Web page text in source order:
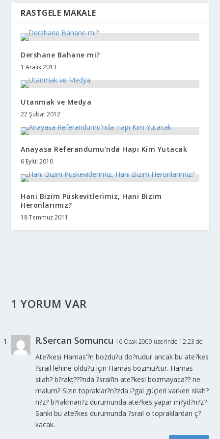
RASTGELE MAKALE
Dershane Bahane mi?
1 Aralık 2013
Utanmak ve Medya
22 Şubat 2012
Anayasa Referandumu'nda Hapı Kim Yutacak
6 Eylül 2010
Hani Bizim Püskevitlerimiz, Hani Bizim
Heronlarımız?
18 Temmuz 2011
1 YORUM VAR
R.Sercan Somuncu 16 Ocak 2009 üzerinde 12:23 de
Ate?kesi Hamas’?n bozdu?u do?rudur ancak bu ate?kes
?srail lehine oldu?u için Hamas bozmu?tur. Hamas
silah? b?rakt???nda ?srail’in ate?kesi bozmayaca?? ne
malum? Sizin topraklar?n?zda i?gal güçleri varken silah?
n?z? b?rakman?z durumunda ate?kes yapar m?yd?n?z?
Sanki bu ate?kes durumunda ?srail o topraklardan ç?
kacak.